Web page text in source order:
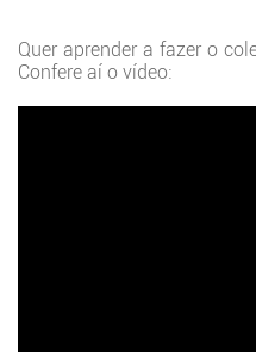
Quer aprender a fazer o
Confere aí o vídeo: